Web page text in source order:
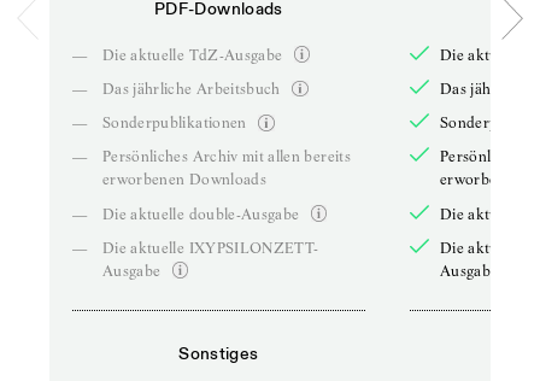
PDF-Downloads
—
Die aktuelle TdZ-Ausgabe
—
Das jährliche Arbeitsbuch
—
Sonderpublikationen
—
Persönliches Archiv mit allen bereits
erworbenen Downloads
—
Die aktuelle double-Ausgabe
—
Die aktuelle IXYPSILONZETT-
Ausgabe
Sonstiges
Die aktuelle
Das jährliche
Persönliches
erworbenen
Die aktuelle
Die aktuelle
Ausgabe